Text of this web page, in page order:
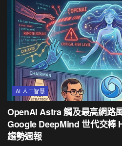
AI 人工智慧
OpenAI Astra 觸及最高網路
Google DeepMind 世代交棒
趨勢週報